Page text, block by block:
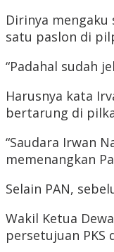
Dirinya
satu paslon di
“Padahal sudah
Harusnya kata
bertarung di
“Saudara Irwan
memenangkan
Selain PAN,
Wakil Ketua
persetujuan PKS